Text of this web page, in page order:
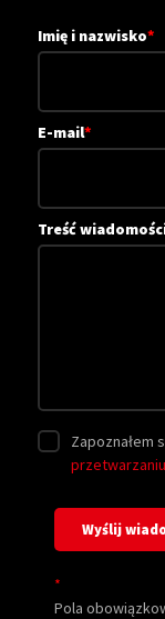
Imię i nazwisko*
E-mail*
Treść
Zapoznałem
*
Pola